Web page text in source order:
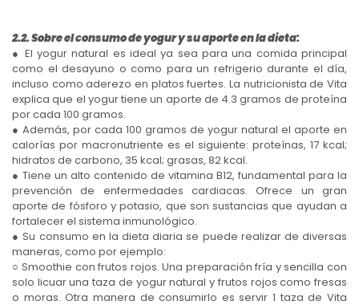
2.2. Sobre el consumo de yogur y su aporte en la dieta:
● El yogur natural es ideal ya sea para una comida principal
como el desayuno o como para un refrigerio durante el día,
incluso como aderezo en platos fuertes. La nutricionista de Vita
explica que el yogur tiene un aporte de 4.3 gramos de proteína
por cada 100 gramos.
● Además, por cada 100 gramos de yogur natural el aporte en
calorías por macronutriente es el siguiente: proteínas, 17 kcal;
hidratos de carbono, 35 kcal; grasas, 82 kcal.
● Tiene un alto contenido de vitamina B12, fundamental para la
prevención de enfermedades cardiacas. Ofrece un gran
aporte de fósforo y potasio, que son sustancias que ayudan a
fortalecer el sistema inmunológico.
● Su consumo en la dieta diaria se puede realizar de diversas
maneras, como por ejemplo:
○ Smoothie con frutos rojos. Una preparación fría y sencilla con
solo licuar una taza de yogur natural y frutos rojos como fresas
o moras. Otra manera de consumirlo es servir 1 taza de Vita